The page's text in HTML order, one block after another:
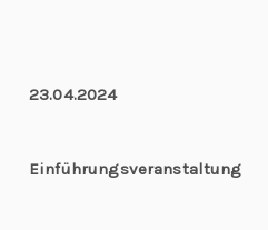
23.04.2024
Einführungsveranstaltung